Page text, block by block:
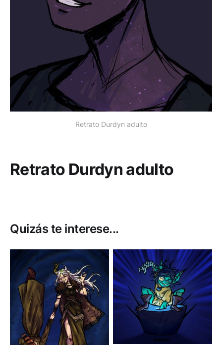
Retrato Durdyn adulto
Retrato Durdyn adulto
Quizás te interese...